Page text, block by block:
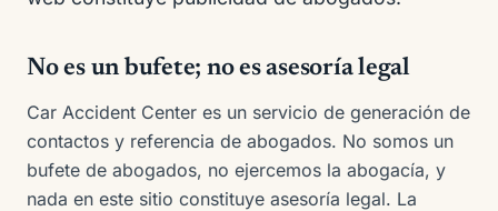
No es un bufete; no es asesoría legal
Car Accident Center es un servicio de generación de
contactos y referencia de abogados. No somos un
bufete de abogados, no ejercemos la abogacía, y
nada en este sitio constituye asesoría legal. La